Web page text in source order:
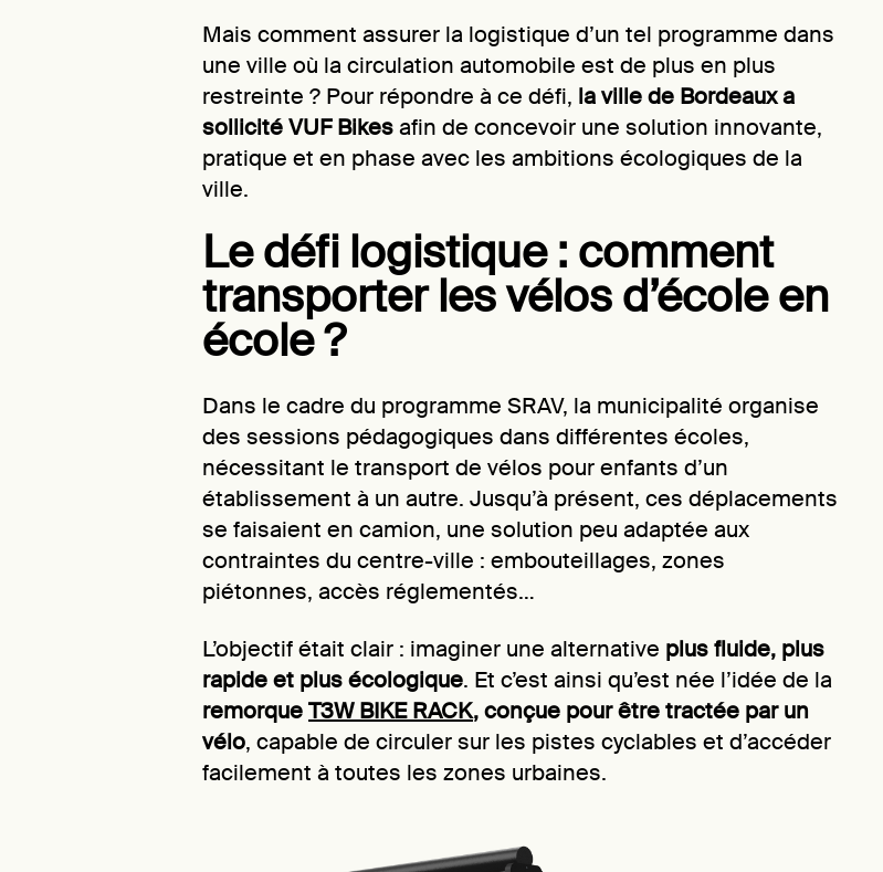
Mais comment assurer la logistique d’un tel programme dans
une ville où la circulation automobile est de plus en plus
restreinte ? Pour répondre à ce défi, la ville de Bordeaux a
sollicité VUF Bikesafin de concevoir une solution innovante,
pratique et en phase avec les ambitions écologiques de la
ville.
Le défi logistique : comment
transporter les vélos d’école en
école ?
Dans le cadre du programme SRAV, la municipalité organise
des sessions pédagogiques dans différentes écoles,
nécessitant le transport de vélos pour enfants d’un
établissement à un autre. Jusqu’à présent, ces déplacements
se faisaient en camion, une solution peu adaptée aux
contraintes du centre-ville : embouteillages, zones
piétonnes, accès réglementés…
L’objectif était clair : imaginer une alternative plus fluide, plus
rapide et plus écologique. Et c’est ainsi qu’est née l’idée de la
remorqueT3W BIKE RACK, conçue pour être tractée par un
vélo, capable de circuler sur les pistes cyclables et d’accéder
facilement à toutes les zones urbaines.